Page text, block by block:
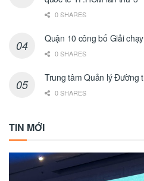
0 SHARES
Quận 10 công bố Giải
0 SHARES
Trung tâm Quản lý Đường
0 SHARES
TIN MỚI